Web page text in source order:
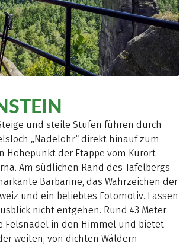
und steile Stufen führen durch
„Nadelöhr“ direkt hinauf zum
Höhepunkt der Etappe vom Kurort
Am südlichen Rand des Tafelbergs
Barbarine, das Wahrzeichen der
und ein beliebtes Fotomotiv. Lassen
nicht entgehen. Rund 43 Meter
Felsnadel in den Himmel und bietet
weiten, von dichten Wäldern